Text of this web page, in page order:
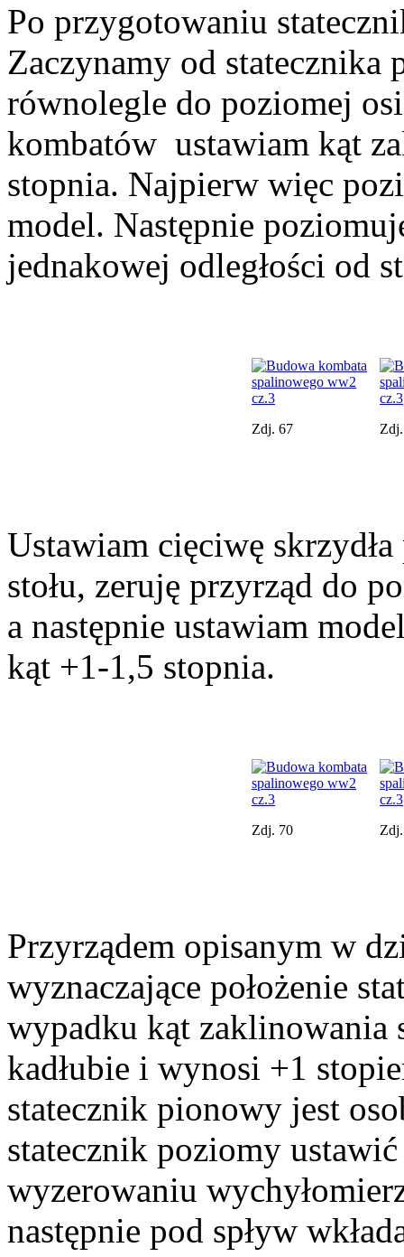
Po przygotowaniu
Zaczynamy od statecznika
równolegle do poziomej
kombatów ustawiam kąt
stopnia. Najpierw więc
model. Następnie
jednakowej odległości od
Zdj. 67
Ustawiam cięciwę
stołu, zeruję przyrząd do
a następnie ustawiam
kąt +1-1,5 stopnia.
Zdj. 70
Przyrządem opisanym w
wyznaczające położenie
wypadku kąt zaklinowania
kadłubie i wynosi +1
statecznik pionowy jest
statecznik poziomy
wyzerowaniu
następnie pod spływ